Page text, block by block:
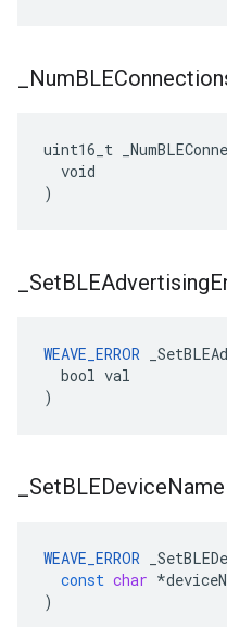
Num
uint16_t
  void
)
SetBLEAdvertising
WEAVE_ERROR
  bool val
)
SetBLEDeviceName
WEAVE_ERROR
const char *
)